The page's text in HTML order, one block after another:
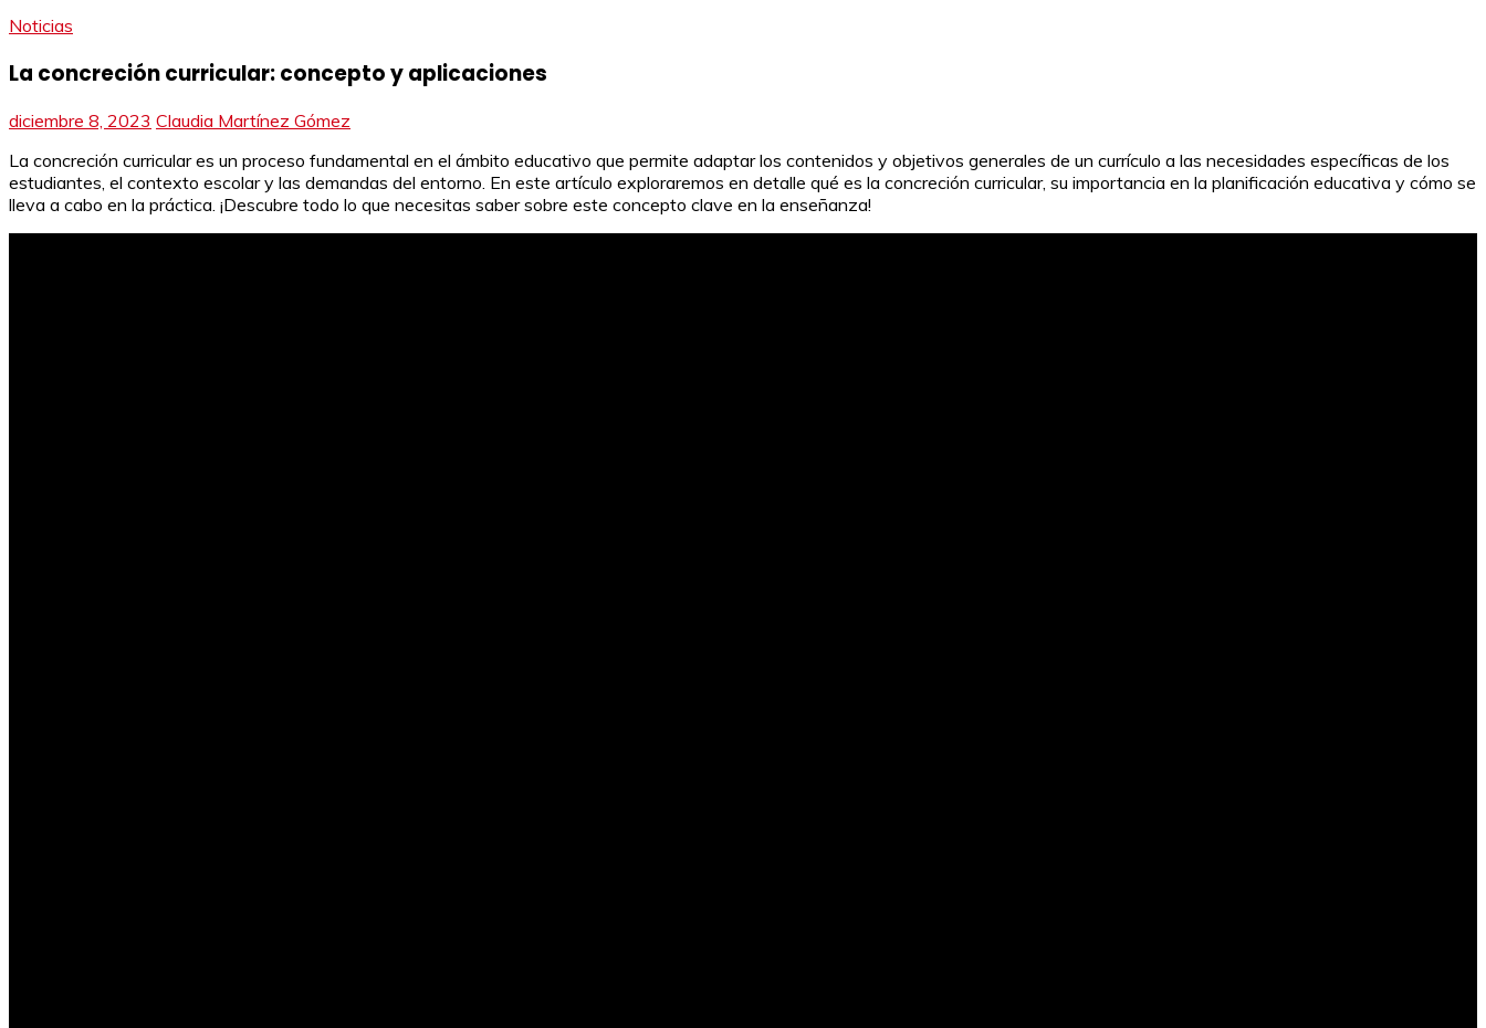
Noticias
La concreción curricular: concepto y aplicaciones
diciembre 8, 2023 Claudia Martínez Gómez
La concreción curricular es un proceso fundamental en el ámbito educativo que permite adaptar los contenidos y objetivos generales de un currículo a las necesidades específicas de los
estudiantes, el contexto escolar y las demandas del entorno. En este artículo exploraremos en detalle qué es la concreción curricular, su importancia en la planificación educativa y cómo se
lleva a cabo en la práctica. ¡Descubre todo lo que necesitas saber sobre este concepto clave en la enseñanza!